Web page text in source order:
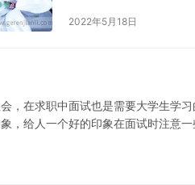
2022年5月18日
在求职中面试也是需要大学生学习
，给人一个好的印象在面试时注意